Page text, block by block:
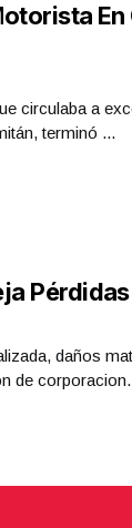
En
circulaba a
terminó ...
daños
de
prensa